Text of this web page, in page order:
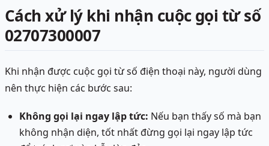
Cách xử lý khi nhận cuộc gọi từ số
02707300007
Khi nhận được cuộc gọi từ số điện thoại này, người dùng
nên thực hiện các bước sau:
Không gọi lại ngay lập tức: Nếu bạn thấy số mà bạn
không nhận diện, tốt nhất đừng gọi lại ngay lập tức